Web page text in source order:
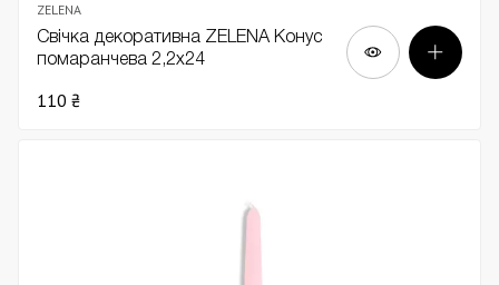
ZELENA
Свічка декоративна ZELENA Конус
помаранчева 2,2х24
110 ₴